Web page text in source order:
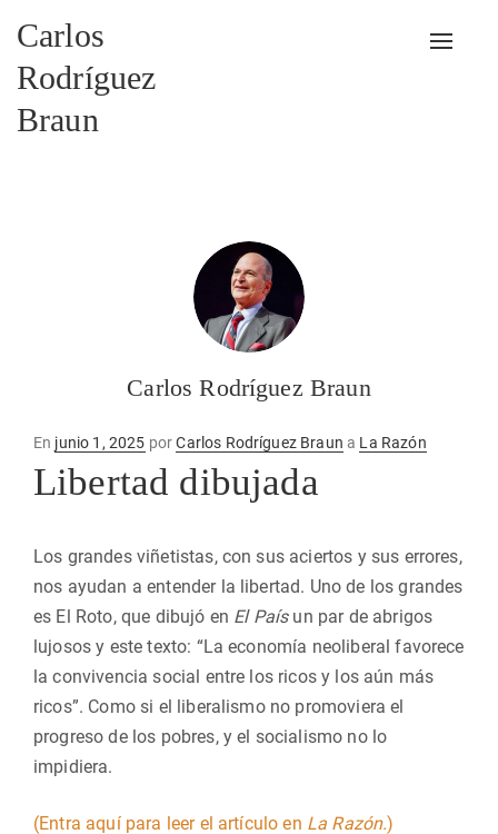
Carlos
Rodríguez
Braun
Carlos Rodríguez Braun
En Publicado
en
junio 1, 2025 porCarlos Rodríguez Braun a La Razón
Libertad dibujada
Los grandes viñetistas, con sus aciertos y sus errores,
nos ayudan a entender la libertad. Uno de los grandes
es El Roto, que dibujó en El Paísun par de abrigos
lujosos y este texto: “La economía neoliberal favorece
la convivencia social entre los ricos y los aún más
ricos”. Como si el liberalismo no promoviera el
progreso de los pobres, y el socialismo no lo
impidiera.
(Entra aquí para leer el artículo en La Razón.)